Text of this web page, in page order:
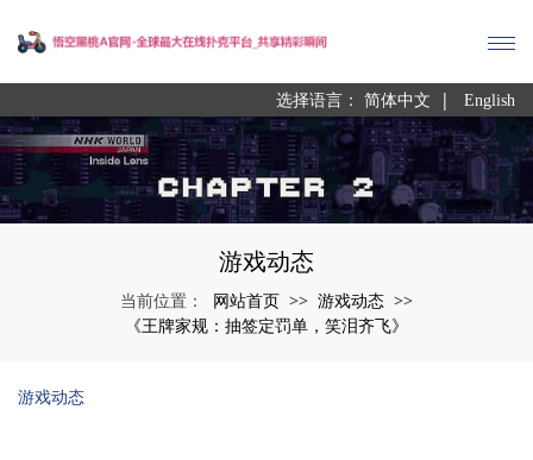
选择语言： 简体中文 | English
游戏动态
当前位置： 网站首页 >> 游戏动态 >>
《王牌家规：抽签定罚单，笑泪齐飞》
游戏动态